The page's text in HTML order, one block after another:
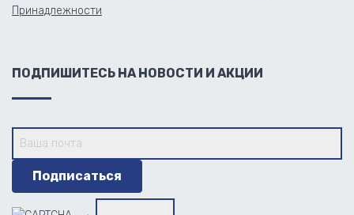
Принадлежности
ПОДПИШИТЕСЬ НА НОВОСТИ И АКЦИИ